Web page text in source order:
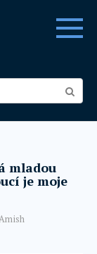
mladou
je moje